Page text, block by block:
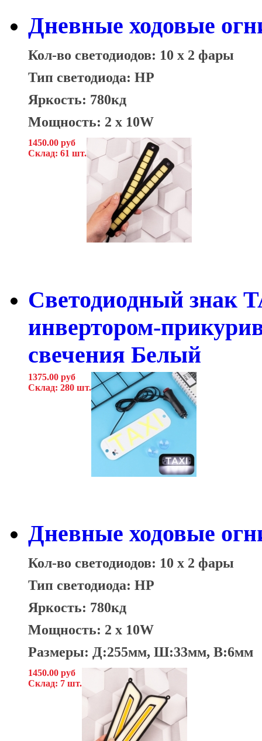
Дневные ходовые
Кол-во светодиодов: 10 x 2 фары
Тип светодиода: HP
Яркость: 780кд
Мощность: 2 x 10W
1450.00 руб
Склад: 61 шт.
Светодиодный знак
инвертором-
свечения Белый
1375.00 руб
Склад: 280 шт.
Дневные ходовые
Кол-во светодиодов: 10 x 2 фары
Тип светодиода: HP
Яркость: 780кд
Мощность: 2 x 10W
Размеры: Д:255мм, Ш:33мм, В:6мм
1450.00 руб
Склад: 7 шт.